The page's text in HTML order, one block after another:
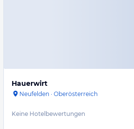
Hauerwirt
Neufelden · Oberösterreich
Keine Hotelbewertungen